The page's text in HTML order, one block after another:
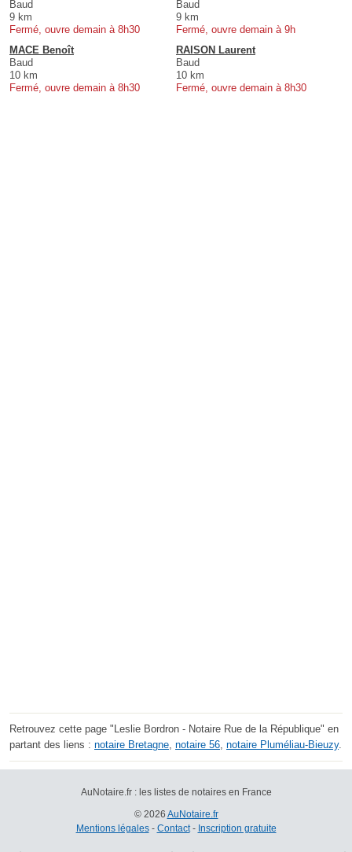
Baud
9 km
Fermé, ouvre demain à 8h30
Baud
9 km
Fermé, ouvre demain à 9h
MACE Benoît
Baud
10 km
Fermé, ouvre demain à 8h30
RAISON Laurent
Baud
10 km
Fermé, ouvre demain à 8h30
Retrouvez cette page "Leslie Bordron - Notaire Rue de la République" en
partant des liens : notaire Bretagne, notaire 56, notaire Pluméliau-Bieuzy.
AuNotaire.fr : les listes de notaires en France
© 2026 AuNotaire.fr
Mentions légales- Contact- Inscription gratuite